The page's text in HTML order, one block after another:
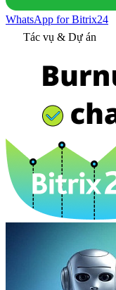
WhatsApp for Bitrix24
Tác vụ & Dự án